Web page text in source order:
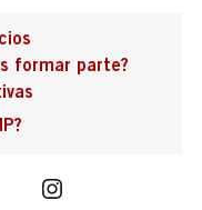
formar parte?